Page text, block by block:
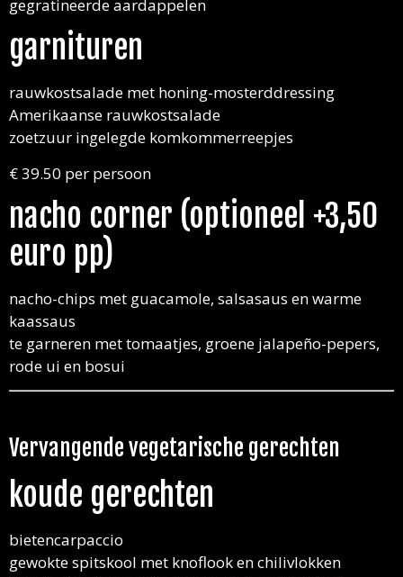
gegratineerde aardappelen
garnituren
rauwkostsalade met honing-mosterddressing
Amerikaanse rauwkostsalade
zoetzuur ingelegde komkommerreepjes
€ 39.50 per persoon
nacho corner (optioneel +3,50
euro pp)
nacho-chips met guacamole, salsasaus en warme
kaassaus
te garneren met tomaatjes, groene jalapeño-pepers,
rode ui en bosui
Vervangende vegetarische gerechten
koude gerechten
bietencarpaccio
gewokte spitskool met knoflook en chilivlokken